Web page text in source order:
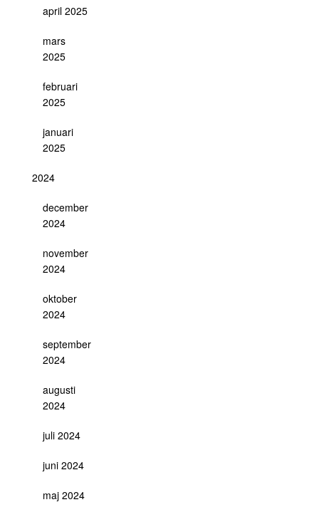
april 2025
mars
2025
februari
2025
januari
2025
2024
december
2024
november
2024
oktober
2024
september
2024
augusti
2024
juli 2024
juni 2024
maj 2024